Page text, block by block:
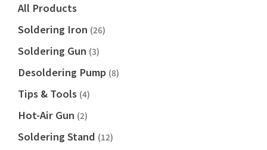
All Products
Soldering Iron (26)
Soldering Gun (3)
Desoldering Pump (8)
Tips & Tools (4)
Hot-Air Gun (2)
Soldering Stand (12)